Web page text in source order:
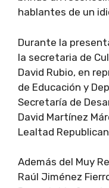
hablantes de un
Durante la
la secretaria de
David Rubio, en
de Educación y
Secretaría de
David Martínez
Lealtad
Además del Muy
Raúl Jiménez